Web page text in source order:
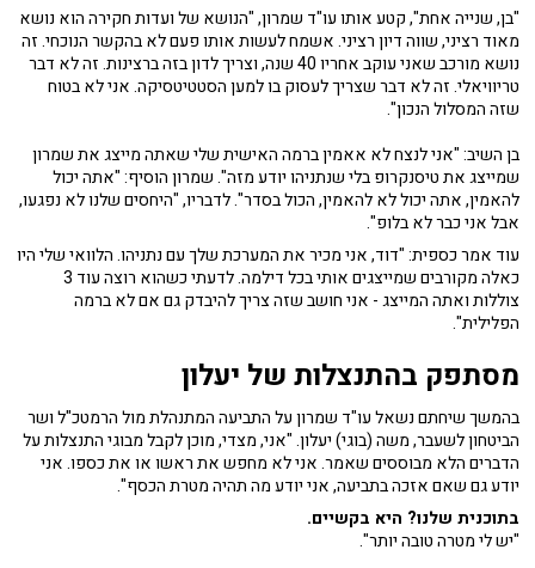
"בן, שנייה אחת", קטע אותו עו"ד שמרון, "הנושא של ועדות חקירה הוא נושא
מאוד רציני, שווה דיון רציני. אשמח לעשות אותו פעם לא בהקשר הנוכחי. זה
נושא מורכב שאני עוקב אחריו 40 שנה, וצריך לדון בזה ברצינות. זה לא דבר
טריוויאלי. זה לא דבר שצריך לעסוק בו למען הסטטיטסיקה. אני לא בטוח
שזה המסלול הנכון".
בן השיב: "אני לנצח לא אאמין ברמה האישית שלי שאתה מייצג את שמרון
שמייצג את טיסנקרופ בלי שנתניהו יודע מזה". שמרון הוסיף: "אתה יכול
להאמין, אתה יכול לא להאמין, הכול בסדר". לדבריו, "היחסים שלנו לא נפגעו,
אבל אני כבר לא בלופ".
עוד אמר כספית: "דוד, אני מכיר את המערכת שלך עם נתניהו. הלוואי שלי היו
כאלה מקורבים שמייצגים אותי בכל דילמה. לדעתי כשהוא רוצה עוד 3
צוללות ואתה המייצג - אני חושב שזה צריך להיבדק גם אם לא ברמה
הפלילית".
מסתפק בהתנצלות של יעלון
בהמשך שיחתם נשאל עו"ד שמרון על התביעה המתנהלת מול הרמטכ"ל ושר
הביטחון לשעבר, משה (בוגי) יעלון. "אני, מצדי, מוכן לקבל מבוגי התנצלות על
הדברים הלא מבוססים שאמר. אני לא מחפש את ראשו או את כספו. אני
יודע גם שאם אזכה בתביעה, אני יודע מה תהיה מטרת הכסף".
בתוכנית שלנו? היא בקשיים.
"יש לי מטרה טובה יותר".